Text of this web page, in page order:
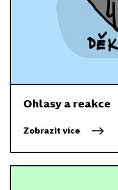
Ohlasy a reakce
Zobrazit více